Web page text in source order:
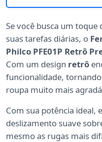
Se você busca um toque
suas tarefas diárias, o
Philco PFE01P Retrô
Com um design retrô
funcionalidade,
roupa muito mais
Com sua potência ideal,
deslizamento suave
mesmo as rugas mais